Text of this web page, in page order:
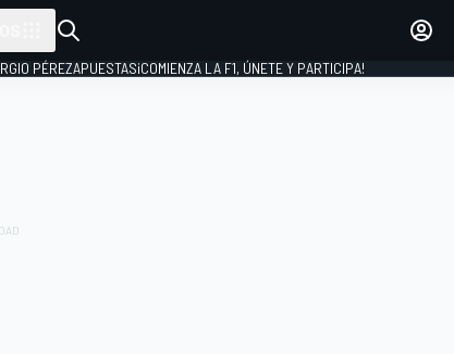
PÉREZAPUESTAS¡COMIENZA LA F1, ÚNETE Y PARTICIPA!